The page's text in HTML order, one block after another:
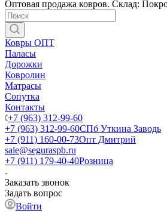
Оптовая продажа ковров. Склад:
Ковры ОПТ
Паласы
Дорожки
Ковролин
Матрасы
Сопутка
Контакты
+7 (963) 312-99-60
+7 (963) 312-99-60СПб Уткина Заводь
+7 (911) 160-00-73Опт Дмитрий
sale@seguraspb.ru
+7 (911) 179-40-40Розница
Заказать звонок
Задать вопрос
Войти